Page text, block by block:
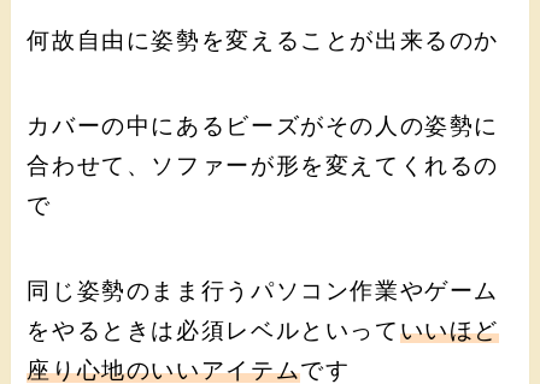
何故自由に姿勢を変えることが出来るのか
カバーの中にあるビーズがその人の姿勢に
合わせて、ソファーが形を変えてくれるの
で
同じ姿勢のまま行うパソコン作業やゲーム
をやるときは必須レベルといっていいほど
座り心地のいいアイテムです